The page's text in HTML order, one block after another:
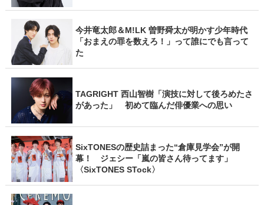
今井竜太郎＆M!LK 曽野舜太が明かす少年時代
「おまえの罪を数えろ！」って誰にでも言って
た
TAGRIGHT 西山智樹「演技に対して後ろめたさ
があった」 初めて臨んだ俳優業への思い
SixTONESの歴史詰まった“倉庫見学会”が開
幕！ ジェシー「嵐の皆さん待ってます」
〈SixTONES STock〉